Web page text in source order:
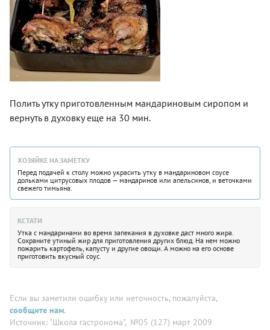
Полить утку приготовленным мандариновым сиропом и
вернуть в духовку еще на 30 мин.
ХОЗЯЙКЕ НА ЗАМЕТКУ
Перед подачей к столу можно украсить утку в мандариновом соусе
дольками цитрусовых плодов — мандаринов или апельсинов, и веточками
свежего тимьяна.
КСТАТИ
Утка с мандаринами во время запекания в духовке даст много жира.
Сохраните утиный жир для приготовления других блюд. На нем можно
пожарить картофель, капусту и другие овощи. А можно на его основе
приготовить вкусный соус.
Если вы заметили ошибку или неточность, пожалуйста,
сообщите нам.
Источник: "Школа гастронома", №05 (127) март 2009